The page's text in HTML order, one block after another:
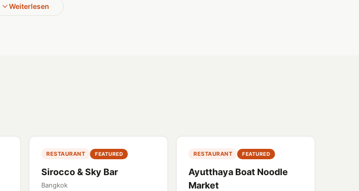
Weiterlesen
RESTAURANT FEATURED
Sirocco & Sky Bar
Bangkok
RESTAURANT FEATURED
Ayutthaya Boat Noodle
Market